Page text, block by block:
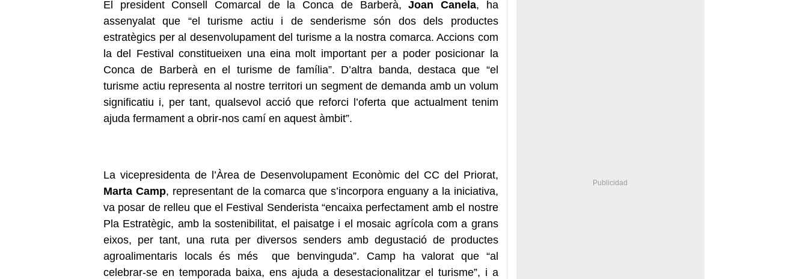
El president Consell Comarcal de la Conca de Barberà,Joan Canela, ha
assenyalat que “el turisme actiu i de senderisme són dos dels productes
estratègics per al desenvolupament del turisme a la nostra comarca. Accions com
la del Festival constitueixen una eina molt important per a poder posicionar la
Conca de Barberà en el turisme de família”. D’altra banda, destaca que “el
turisme actiu representa al nostre territori un segment de demanda amb un volum
significatiu i, per tant, qualsevol acció que reforci l’oferta que actualment tenim
ajuda fermament a obrir-nos camí en aquest àmbit”.
La vicepresidenta de l’Àrea de Desenvolupament Econòmic del CC del Priorat,
Marta Camp, representant de la comarca que s’incorpora enguany a la iniciativa,
va posar de relleu que el Festival Senderista “encaixa perfectament amb el nostre
Pla Estratègic, amb la sostenibilitat, el paisatge i el mosaic agrícola com a grans
eixos, per tant, una ruta per diversos senders amb degustació de productes
agroalimentaris locals és més que benvinguda”. Camp ha valorat que “al
celebrar-se en temporada baixa, ens ajuda a desestacionalitzar el turisme”, i a